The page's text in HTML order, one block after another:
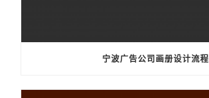
宁波广告公司画册设计流程